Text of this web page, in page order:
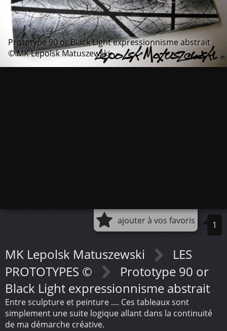
Prototype 90 or Black Light expressionnisme abstrait
© MK Lepolsk Matuszewski
ajouter à vos favoris 1
MK Lepolsk Matuszewski
LES
PROTOTYPES ©
Prototype 90 or
Black Light expressionnisme abstrait
Entre sculpture et peinture .... Ces tableaux sont
simplement une suite logique allant dans la continuité
de ma démarche créative.